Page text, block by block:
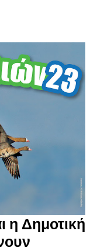
η Δημοτική